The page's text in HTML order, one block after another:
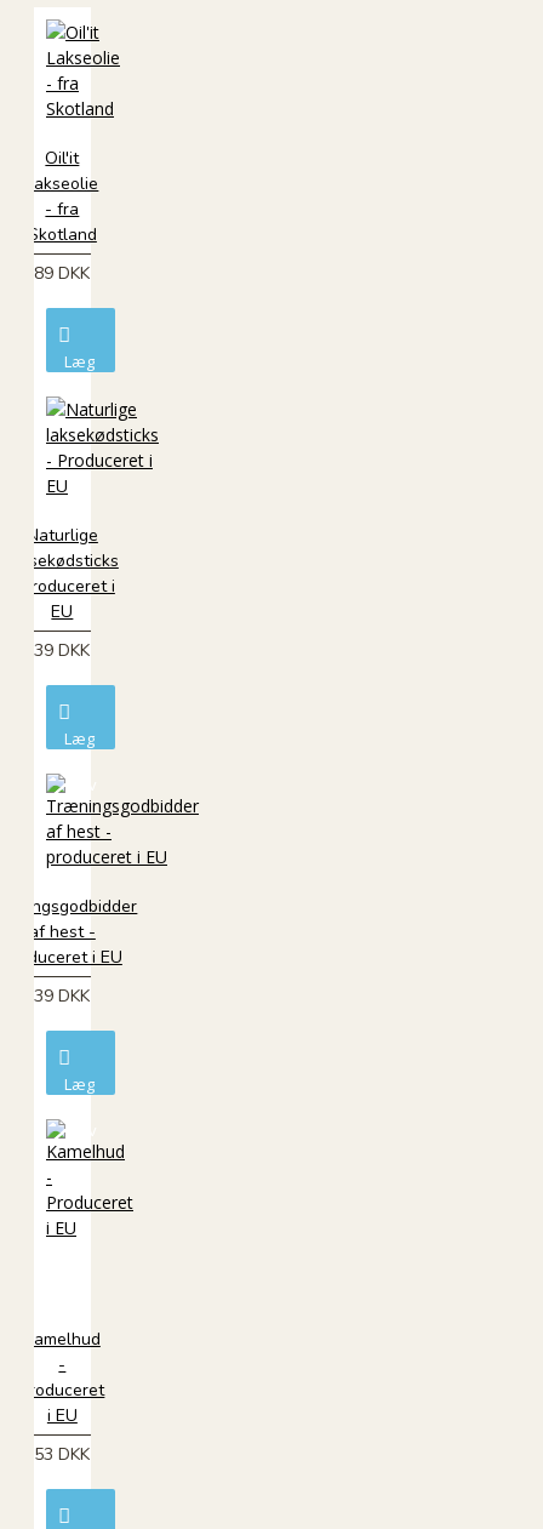
Oil'it
Lakseolie
- fra
Skotland
89 DKK
Læg
kurv
Naturlige
laksekødsticks
- Produceret i
EU
39 DKK
Læg
kurv
af hest -
produceret i EU
39 DKK
Læg
kurv
Kamelhud
-
Produceret
i EU
53 DKK